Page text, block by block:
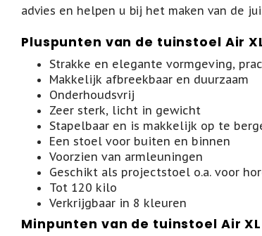
advies en helpen u bij het maken van de
Pluspunten van de tuinstoel Air
Strakke en elegante vormgeving,
Makkelijk afbreekbaar en duurzaam
Onderhoudsvrij
Zeer sterk, licht in gewicht
Stapelbaar en is makkelijk op te
Een stoel voor buiten en binnen
Voorzien van armleuningen
Geschikt als projectstoel o.a. voor
Tot 120 kilo
Verkrijgbaar in 8 kleuren
Minpunten van de tuinstoel Air XL